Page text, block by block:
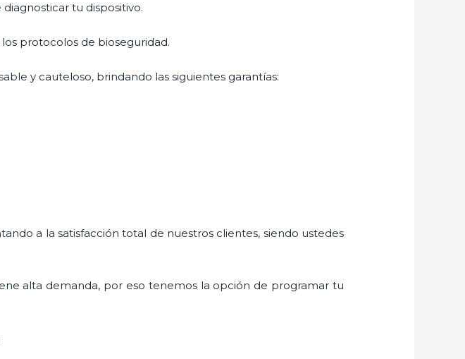
tu dispositivo.
protocolos de bioseguridad.
y cauteloso, brindando las siguientes garantías:
a la satisfacción total de nuestros clientes, siendo ustedes
alta demanda, por eso tenemos la opción de programar tu